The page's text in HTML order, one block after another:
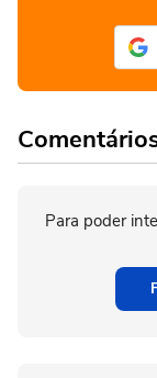
Para poder